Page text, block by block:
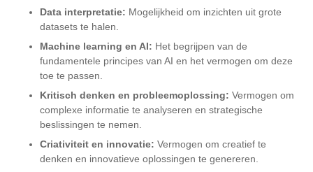
Data interpretatie: Mogelijkheid om inzichten uit grote
datasets te halen.
Machine learning en AI: Het begrijpen van de
fundamentele principes van AI en het vermogen om deze
toe te passen.
Kritisch denken en probleemoplossing: Vermogen om
complexe informatie te analyseren en strategische
beslissingen te nemen.
Criativiteit en innovatie: Vermogen om creatief te
denken en innovatieve oplossingen te genereren.